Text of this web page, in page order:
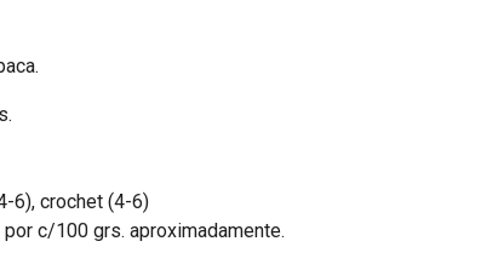
6), crochet (4-6)
c/100 grs. aproximadamente.